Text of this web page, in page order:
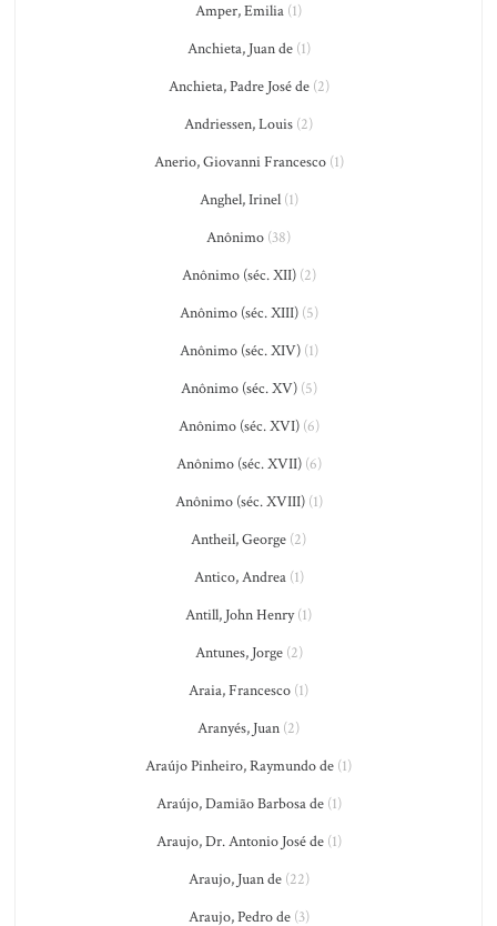
Amper, Emilia (1)
Anchieta, Juan de(1)
Anchieta, Padre José de(2)
Andriessen, Louis (2)
Anerio, Giovanni Francesco(1)
Anghel, Irinel(1)
Anônimo (38)
Anônimo (séc. XII)(2)
Anônimo (séc. XIII)(5)
Anônimo (séc. XIV)(1)
Anônimo (séc. XV)(5)
Anônimo (séc. XVI)(6)
Anônimo (séc. XVII)(6)
Anônimo (séc. XVIII)(1)
Antheil, George (2)
Antico, Andrea(1)
Antill, John Henry(1)
Antunes, Jorge(2)
Araia, Francesco (1)
Aranyés, Juan (2)
Araújo Pinheiro, Raymundo de (1)
Araújo, Damião Barbosa de(1)
Araujo, Dr. Antonio José de(1)
Araujo, Juan de(22)
Araujo, Pedro de(3)